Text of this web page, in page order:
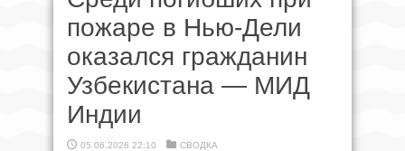
пожаре в Нью-Дели
оказался гражданин
Узбекистана — МИД
Индии
05.06.2026 22:10 СВОДКА